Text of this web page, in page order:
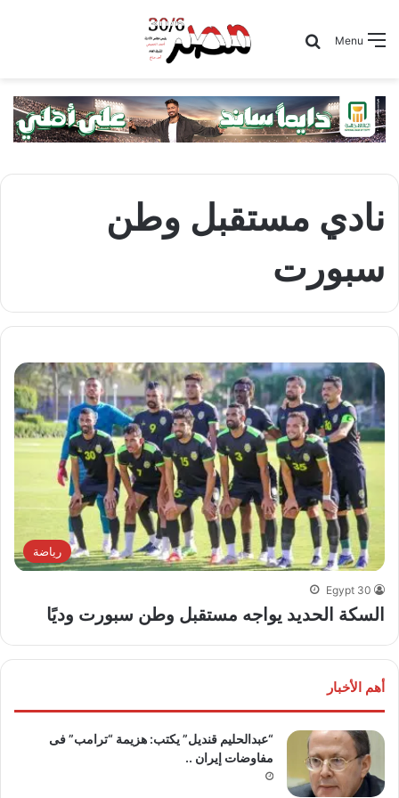
Menu
Search for
نادي مستقبل وطن
سبورت
رياضة
Egypt 30
السكة الحديد يواجه مستقبل وطن سبورت وديًا
أهم الأخبار
“عبدالحليم قنديل” يكتب: هزيمة “ترامب” فى
مفاوضات إيران ..